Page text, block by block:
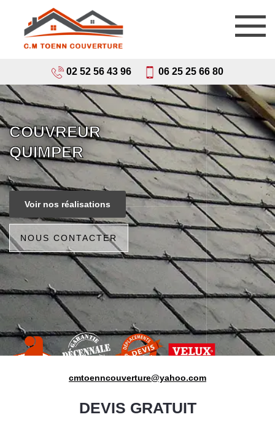
02 52 56 43 96 06 25 25 66 80
COUVREUR
QUIMPER
Voir nos réalisations
NOUS CONTACTER
cmtoenncouverture@yahoo.com
DEVIS GRATUIT